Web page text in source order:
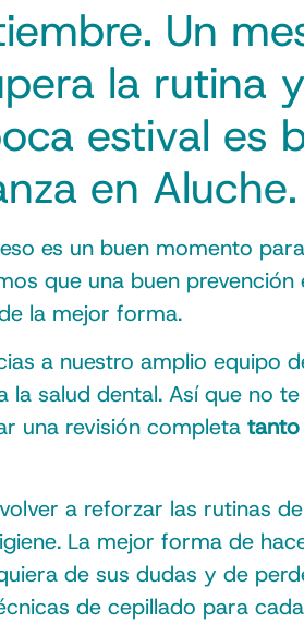
Un
la rutina
estival es
en Aluche.
es un buen momento
que una buen
la mejor forma.
a nuestro amplio equipo
salud dental. Así que no
una revisión completa tanto
a reforzar las rutinas
La mejor forma de
de sus dudas y de
de cepillado para